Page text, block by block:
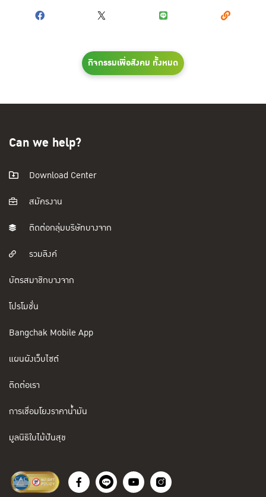
กิจกรรมเพื่อสังคม ทั้งหมด
Can we help?
Download Center
สมัครงาน
ติดต่อกลุ่มบริษัทบางจาก
รวมลิงค์
บัตรสมาชิกบางจาก
โปรโมชั่น
Bangchak Mobile App
แผนผังเว็บไซต์
ติดต่อเรา
การเชื่อมโยงราคาน้ำมัน
มูลนิธิใบไม้ปันสุข